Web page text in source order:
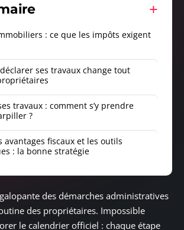
: ce que les impôts exigent
ses travaux change tout
travaux : comment s’y prendre
?
avantages fiscaux et les outils
: la bonne stratégie
des démarches administratives
des propriétaires. Impossible
le calendrier officiel : chaque étape